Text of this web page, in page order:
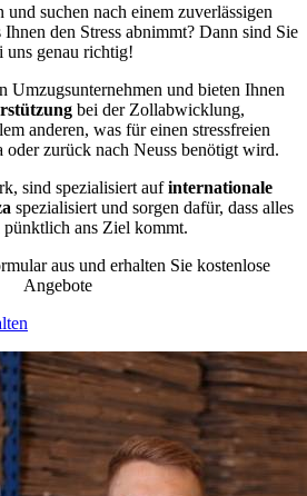
suchen nach einem zuverlässigen
Ihnen den Stress abnimmt? Dann sind Sie
uns genau richtig!
Umzugsunternehmen und bieten Ihnen
bei der Zollabwicklung,
anderen, was für einen stressfreien
oder zurück nach Neuss benötigt wird.
sind spezialisiert aufinternationale
spezialisiert und sorgen dafür, dass alles
pünktlich ans Ziel kommt.
aus und erhalten Sie kostenlose
Angebote